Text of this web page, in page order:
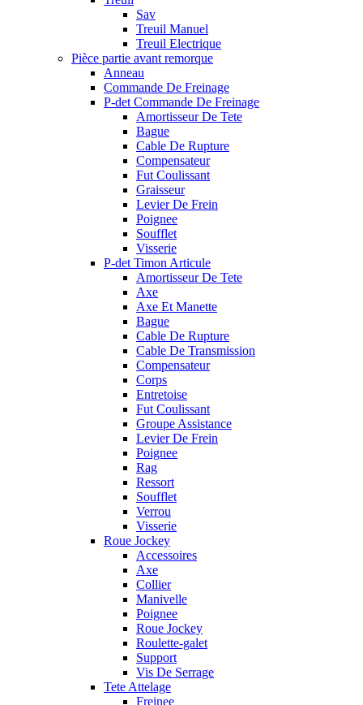
Sav
Treuil Manuel
Treuil Electrique
Pièce partie avant remorque
Anneau
Commande De Freinage
P-det Commande De Freinage
Amortisseur De Tete
Bague
Cable De Rupture
Compensateur
Fut Coulissant
Graisseur
Levier De Frein
Poignee
Soufflet
Visserie
P-det Timon Articule
Amortisseur De Tete
Axe
Axe Et Manette
Bague
Cable De Rupture
Cable De Transmission
Compensateur
Corps
Entretoise
Fut Coulissant
Groupe Assistance
Levier De Frein
Poignee
Rag
Ressort
Soufflet
Verrou
Visserie
Roue Jockey
Accessoires
Axe
Collier
Manivelle
Poignee
Roue Jockey
Roulette-galet
Support
Vis De Serrage
Tete Attelage
Freinee